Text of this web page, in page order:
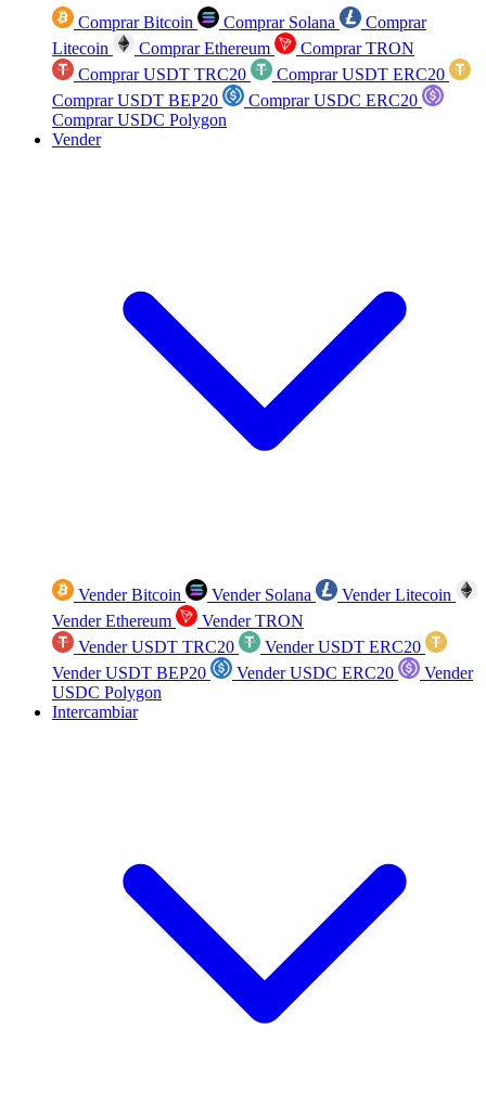
Comprar Bitcoin Comprar Solana
Comprar
Litecoin
Comprar Ethereum
Comprar TRON
Comprar USDT TRC20
Comprar USDT ERC20
Comprar USDT BEP20
Comprar USDC ERC20
Comprar USDC Polygon
Vender
Vender Bitcoin Vender Solana
Vender Litecoin
Vender Ethereum
Vender TRON
Vender USDT TRC20
Vender USDT ERC20
Vender USDT BEP20
Vender USDC ERC20
Vender
USDC Polygon
Intercambiar